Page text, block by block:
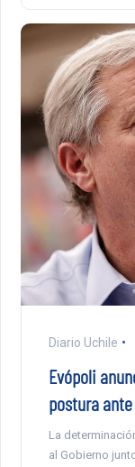
Diario Uchile
Evópoli
postura
La
al Gobierno